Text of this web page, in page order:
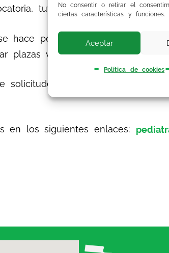
No consentir o retirar el
ciertas características y funciones.
Aceptar
Política de cookies
tuvieran que renunciar al
hace por un lado y con
plazas vacantes.
solicitudes es de 10 dias
en los siguientes enlaces: